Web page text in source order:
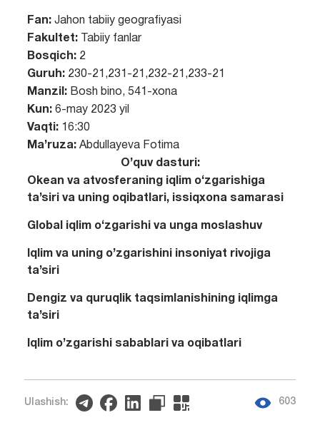
Fan:Jahon tabiiy geografiyasi
Fakultet:Tabiiy fanlar
Bosqich:2
Guruh:230-21,231-21,232-21,233-21
Manzil:Bosh bino, 541-xona
Kun: 6-may 2023 yil
Vaqti:16:30
Ma’ruza:Abdullayeva Fotima
O’quv dasturi:
Okean va atvosferaning iqlim o‘zgarishiga
ta’siri va uning oqibatlari, issiqxona samarasi
Global iqlim o‘zgarishi va unga moslashuv
Iqlim va uning o’zgarishini insoniyat rivojiga
ta’siri
Dengiz va quruqlik taqsimlanishining iqlimga
ta’siri
Iqlim o’zgarishi sabablari va oqibatlari
Ulashish: 603